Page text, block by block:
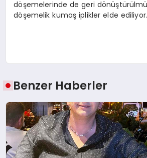
döşemelerinde de geri
döşemelik kumaş iplikler elde ediliyor.
Benzer Haberler